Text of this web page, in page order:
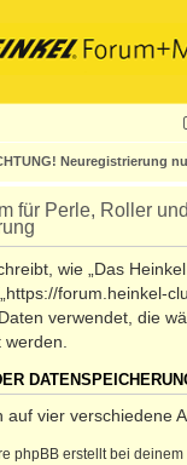
Neuregistrierung
für Perle, Roller
wie „Das
forum.heinkel-
verwendet, die
auf vier verschiedene
phpBB erstellt bei